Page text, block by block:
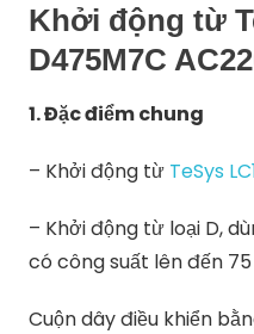
Khởi động từ
D475M7C
1. Đặc điểm chung
– Khởi động từ TeSys
– Khởi động từ loại D,
có công suất lên đến
Cuộn dây điều khiển